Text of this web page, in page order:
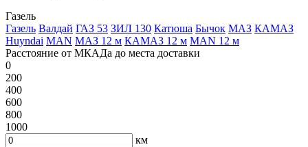
Газель
Газель Валдай ГАЗ 53 ЗИЛ 130 Катюша Бычок МАЗ КАМАЗ
Huyndai MAN МАЗ 12 м КАМАЗ 12 м MAN 12 м
Расстояние от МКАДа до места доставки
0
200
400
600
800
1000
км